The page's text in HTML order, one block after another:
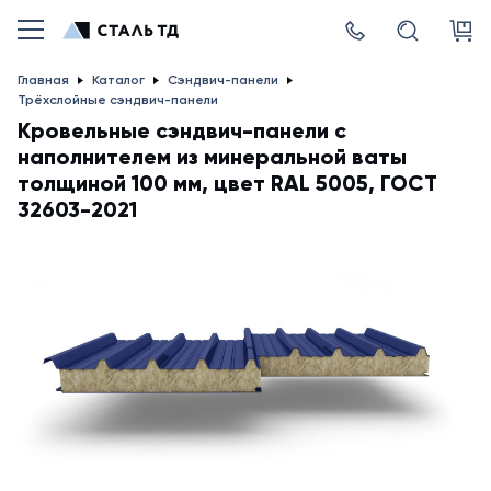
Главная Каталог
Сэндвич-панели
Трёхслойные сэндвич-панели
Кровельные сэндвич-панели с
наполнителем из минеральной ваты
толщиной 100 мм, цвет RAL 5005, ГОСТ
32603-2021